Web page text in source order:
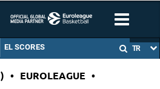
EL SCORES TR
• EUROLEAGUE •